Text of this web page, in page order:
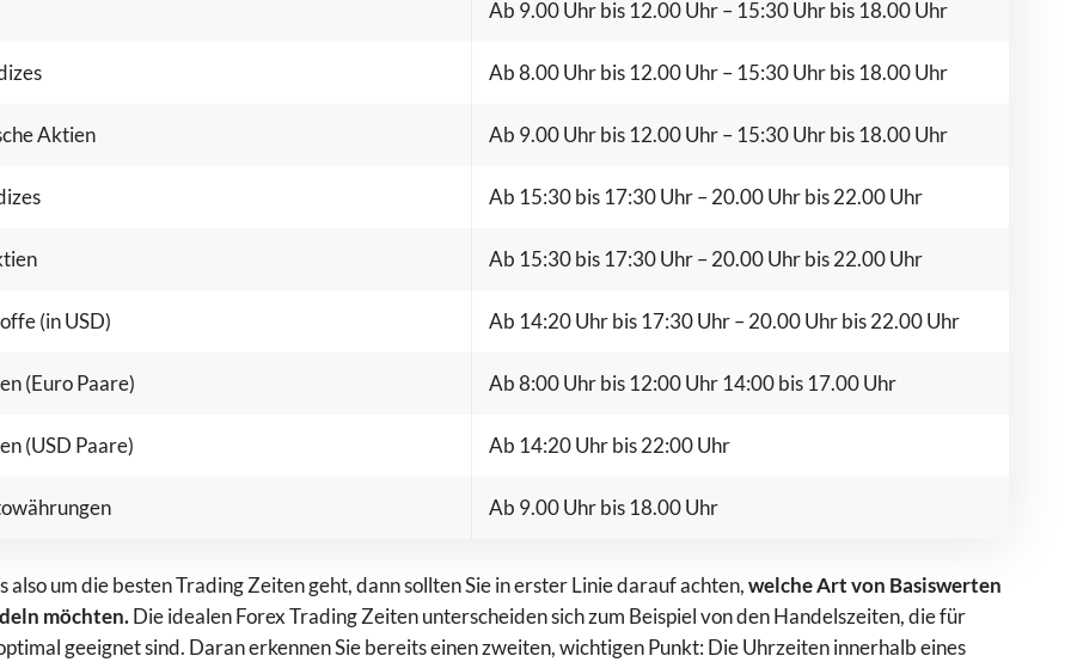
Ab 9.00 Uhr bis 12.00 Uhr – 15:30 Uhr bis 18.00 Uhr
Ab 8.00 Uhr bis 12.00 Uhr – 15:30 Uhr bis 18.00 Uhr
Aktien Ab 9.00 Uhr bis 12.00 Uhr – 15:30 Uhr bis 18.00 Uhr
Ab 15:30 bis 17:30 Uhr – 20.00 Uhr bis 22.00 Uhr
Ab 15:30 bis 17:30 Uhr – 20.00 Uhr bis 22.00 Uhr
(in USD) Ab 14:20 Uhr bis 17:30 Uhr – 20.00 Uhr bis 22.00 Uhr
(Euro Paare) Ab 8:00 Uhr bis 12:00 Uhr 14:00 bis 17.00 Uhr
(USD Paare) Ab 14:20 Uhr bis 22:00 Uhr
Ab 9.00 Uhr bis 18.00 Uhr
also um die besten Trading Zeiten geht, dann sollten Sie in erster Linie darauf achten,welche Art von Basiswerten
möchten.Die idealen Forex Trading Zeiten unterscheiden sich zum Beispiel von den Handelszeiten, die für
geeignet sind. Daran erkennen Sie bereits einen zweiten, wichtigen Punkt: Die Uhrzeiten innerhalb eines